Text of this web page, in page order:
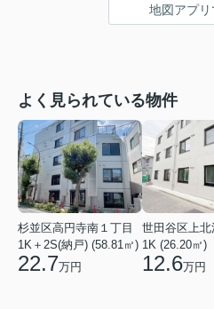
地図アプリ
よく見られている物件
杉並区高円寺南１丁目
1K＋2S(納戸) (58.81㎡)
22.7万円
世田谷区上北
1K (26.20㎡)
12.6万円